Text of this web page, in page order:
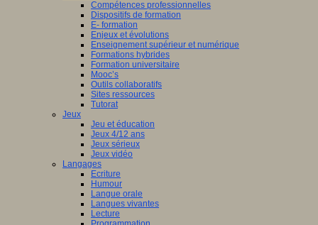
Compétences professionnelles
Dispositifs de formation
E- formation
Enjeux et évolutions
Enseignement supérieur et numérique
Formations hybrides
Formation universitaire
Mooc’s
Outils collaboratifs
Sites ressources
Tutorat
Jeux
Jeu et éducation
Jeux 4/12 ans
Jeux sérieux
Jeux vidéo
Langages
Ecriture
Humour
Langue orale
Langues vivantes
Lecture